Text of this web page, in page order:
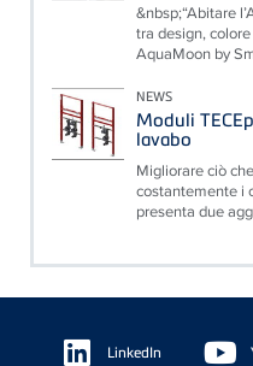
&nbsp;“Abitare
tra design,
AquaMoon by
NEWS
Moduli
lavabo
Migliorare ciò
costantemente i
presenta due
Floating
Sidebar LinkedIn